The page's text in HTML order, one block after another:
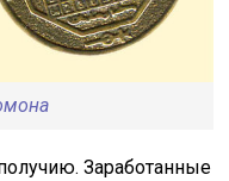
Заработанные